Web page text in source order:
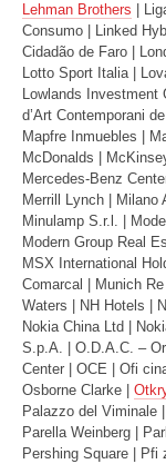
Lehman Brothers |
Consumo | Linked
Cidadão de Faro |
Lotto Sport Italia |
Lowlands Investment
d’Art Contemporani
Mapfre Inmuebles |
McDonalds |
Mercedes-Benz
Merrill Lynch | Milano
Minulamp S.r.l. |
Modern Group Real
MSX International
Comarcal | Munich
Waters | NH Hotels |
Nokia China Ltd |
S.p.A. | O.D.A.C. –
Center | OCE | Ofi
Osborne Clarke |
Palazzo del Viminale
Parella Weinberg |
Pershing Square | Pfi